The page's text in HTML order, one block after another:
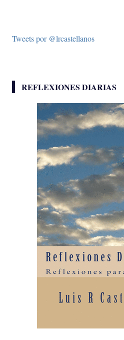
Tweets por @lrcastellanos
REFLEXIONES DIARIAS